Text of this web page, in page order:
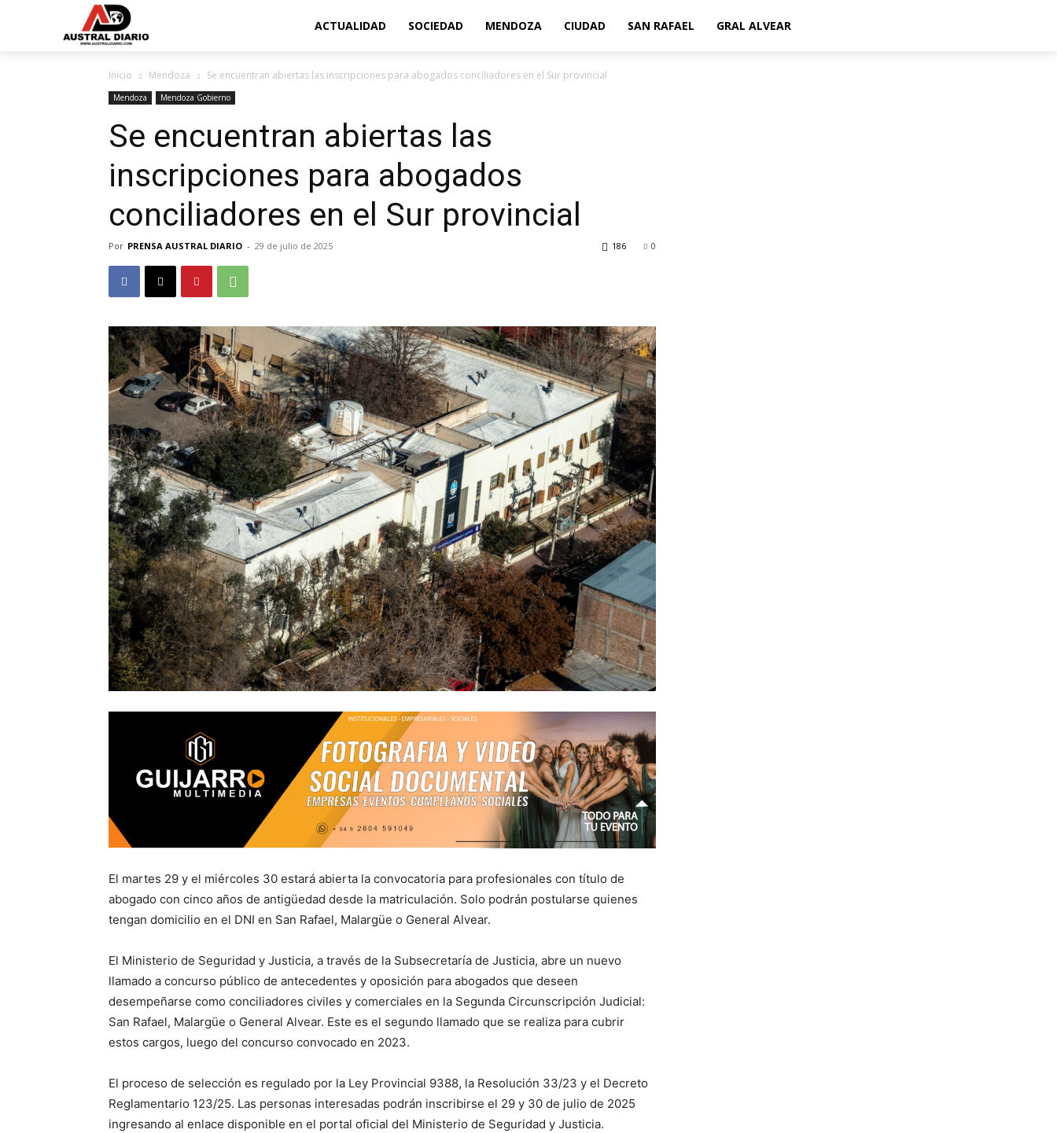
ACTUALIDAD SOCIEDAD MENDOZA CIUDAD SAN RAFAEL GRAL ALVEAR
Inicio Mendoza Se encuentran abiertas las inscripciones para abogados conciliadores en el Sur provincial
Mendoza Mendoza Gobierno
Se encuentran abiertas las
inscripciones para abogados
conciliadores en el Sur provincial
Por PRENSA AUSTRAL DIARIO - 29 de julio de 2025 0
186
El martes 29 y el miércoles 30 estará abierta la convocatoria para profesionales con título de
abogado con cinco años de antigüedad desde la matriculación. Solo podrán postularse quienes
tengan domicilio en el DNI en San Rafael, Malargüe o General Alvear.
El Ministerio de Seguridad y Justicia, a través de la Subsecretaría de Justicia, abre un nuevo
llamado a concurso público de antecedentes y oposición para abogados que deseen
desempeñarse como conciliadores civiles y comerciales en la Segunda Circunscripción Judicial:
San Rafael, Malargüe o General Alvear. Este es el segundo llamado que se realiza para cubrir
estos cargos, luego del concurso convocado en 2023.
El proceso de selección es regulado por la Ley Provincial 9388, la Resolución 33/23 y el Decreto
Reglamentario 123/25. Las personas interesadas podrán inscribirse el 29 y 30 de julio de 2025
ingresando al enlace disponible en el portal oficial del Ministerio de Seguridad y Justicia.